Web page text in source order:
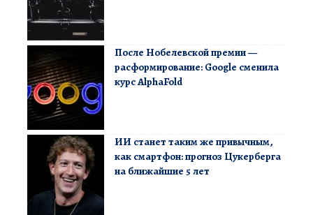
После Нобелевской премии —
расформирование: Google сменила
курс AlphaFold
ИИ станет таким же привычным,
как смартфон: прогноз Цукерберга
на ближайшие 5 лет